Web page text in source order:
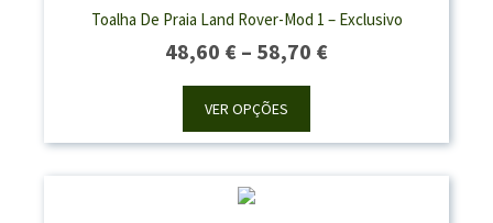
Toalha De Praia Land Rover-Mod 1 – Exclusivo
48,60 € – 58,70 €Price
Through
VER OPÇÕES